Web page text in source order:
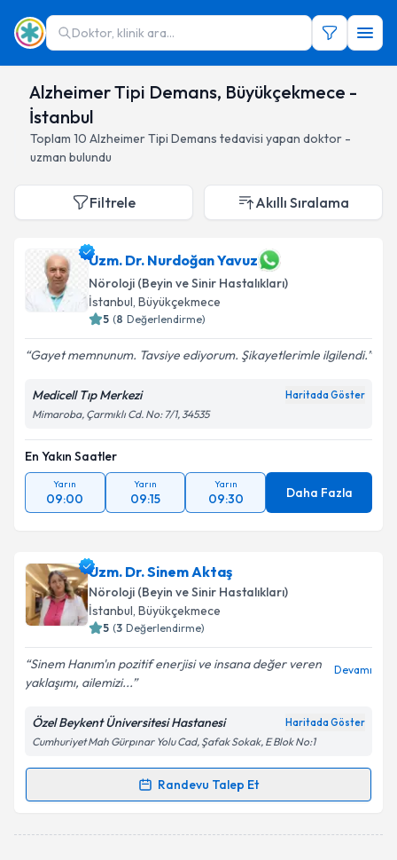
Doktor, klinik ara...
Alzheimer Tipi Demans, Büyükçekmece -
İstanbul
Toplam 10 Alzheimer Tipi Demans tedavisi yapan doktor -
uzman bulundu
Filtrele Akıllı Sıralama
Uzm. Dr. Nurdoğan Yavuz
Nöroloji (Beyin ve Sinir Hastalıkları)
İstanbul, Büyükçekmece
5 (8 Değerlendirme)
Gayet memnunum. Tavsiye ediyorum. Şikayetlerimle ilgilendi.
Medicell Tıp Merkezi Haritada Göster
Mimaroba, Çarmıklı Cd. No: 7/1, 34535
En Yakın Saatler
Yarın
09:00
Yarın
09:15
Yarın
09:30 Daha Fazla
Uzm. Dr. Sinem Aktaş
Nöroloji (Beyin ve Sinir Hastalıkları)
İstanbul, Büyükçekmece
5 (3 Değerlendirme)
Sinem Hanım'ın pozitif enerjisi ve insana değer veren
yaklaşımı, ailemizi...
Devamı
Özel Beykent Üniversitesi Hastanesi Haritada Göster
Cumhuriyet Mah Gürpınar Yolu Cad, Şafak Sokak, E Blok No:1
Randevu Talep Et
Randevu Takvimi Talebi